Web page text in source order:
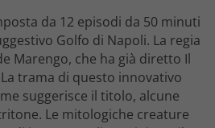
da 12 episodi da 50 minuti
Golfo di Napoli. La regia
Marengo, che ha già diretto Il
trama di questo innovativo
suggerisce il titolo, alcune
Le mitologiche creature